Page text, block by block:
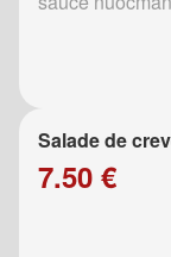
Salade de
7.50 €